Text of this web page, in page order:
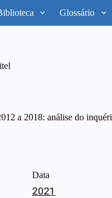
Glossário
a 2018: análise do
Data
2021